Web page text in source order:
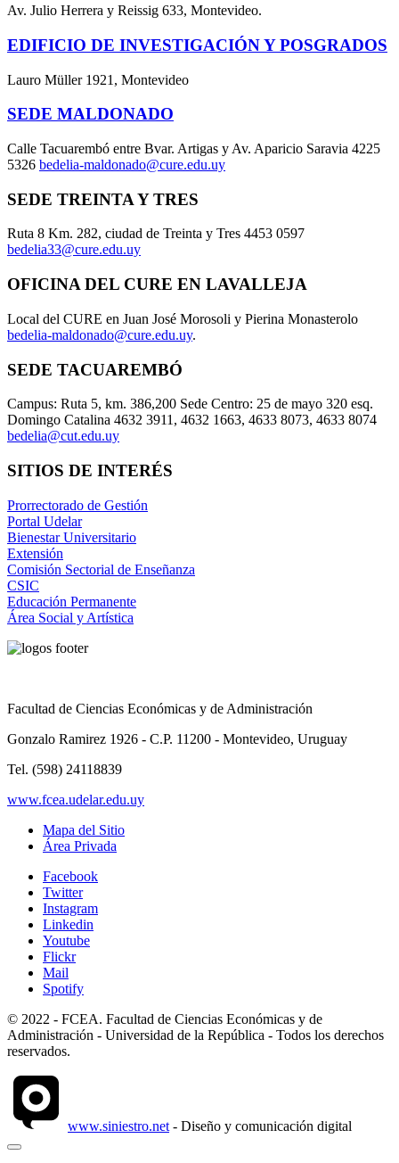
Av. Julio Herrera y Reissig 633, Montevideo.
EDIFICIO DE INVESTIGACIÓN Y POSGRADOS
Lauro Müller 1921, Montevideo
SEDE MALDONADO
Calle Tacuarembó entre Bvar. Artigas y Av. Aparicio Saravia 4225
5326 bedelia-maldonado@cure.edu.uy
SEDE TREINTA Y TRES
Ruta 8 Km. 282, ciudad de Treinta y Tres 4453 0597
bedelia33@cure.edu.uy
OFICINA DEL CURE EN LAVALLEJA
Local del CURE en Juan José Morosoli y Pierina Monasterolo
bedelia-maldonado@cure.edu.uy.
SEDE TACUAREMBÓ
Campus: Ruta 5, km. 386,200 Sede Centro: 25 de mayo 320 esq.
Domingo Catalina 4632 3911, 4632 1663, 4633 8073, 4633 8074
bedelia@cut.edu.uy
SITIOS DE INTERÉS
Prorrectorado de Gestión
Portal Udelar
Bienestar Universitario
Extensión
Comisión Sectorial de Enseñanza
CSIC
Educación Permanente
Área Social y Artística
Facultad de Ciencias Económicas y de Administración
Gonzalo Ramirez 1926 - C.P. 11200 - Montevideo, Uruguay
Tel. (598) 24118839
www.fcea.udelar.edu.uy
Mapa del Sitio
Área Privada
Facebook
Twitter
Instagram
Linkedin
Youtube
Flickr
Mail
Spotify
© 2022 - FCEA. Facultad de Ciencias Económicas y de
Administración - Universidad de la República - Todos los derechos
reservados.
www.siniestro.net - Diseño y comunicación digital